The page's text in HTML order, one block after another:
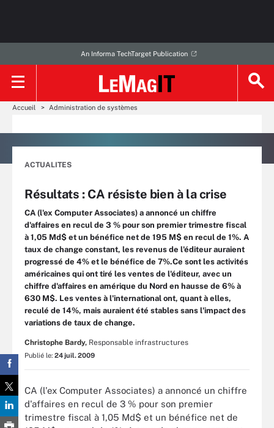
An Informa TechTarget Publication
Accueil Administration de systèmes
ACTUALITES
Résultats : CA résiste bien à la crise
CA (l'ex Computer Associates) a annoncé un chiffre
d'affaires en recul de 3 % pour son premier trimestre fiscal
à 1,05 Md$ et un bénéfice net de 195 M$ en recul de 1%. A
taux de change constant, les revenus de l'éditeur auraient
progressé de 4% et le bénéfice de 7%.Ce sont les activités
américaines qui ont tiré les ventes de l'éditeur, avec un
chiffre d'affaires en amérique du Nord en hausse de 6% à
630 M$. Les ventes à l'international ont, quant à elles,
reculé de 14%, mais auraient été stables sans l'impact des
variations de taux de change.
Christophe Bardy, Responsable infrastructures
Publié le: 24 juil. 2009
CA (l'ex Computer Associates) a annoncé un chiffre
d'affaires en recul de 3 % pour son premier
trimestre fiscal à 1,05 Md$ et un bénéfice net de